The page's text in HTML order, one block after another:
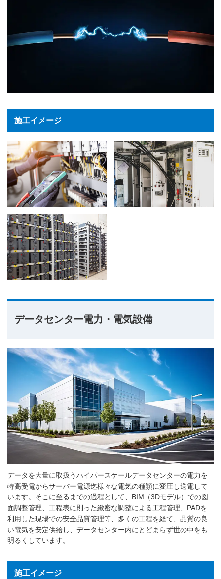
施工イメージ
データセンター電力・電気設備
データを大量に取扱うハイパースケールデータセンターの電力を
特高受電からサーバー電源迄様々な電気の種類に変圧し送電して
います。そこに至るまでの過程として、BIM（3Dモデル）での図
面調整管理、工程表に則った緻密な調整による工程管理、PADを
利用した現場での安全品質管理等、多くの工程を経て、品質の良
い電気を安定供給し、データセンター内にとどまらず世の中をも
明るくしています。
施工イメージ